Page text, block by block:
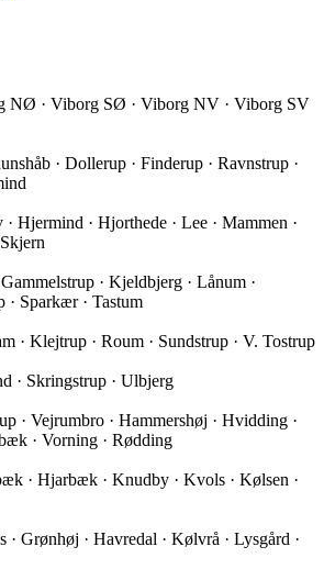
NØ · Viborg SØ · Viborg NV · Viborg SV
· Dollerup · Finderup · Ravnstrup ·
Hjermind · Hjorthede · Lee · Mammen ·
· Kjeldbjerg · Lånum ·
· Sparkær · Tastum
· Klejtrup · Roum · Sundstrup · V. Tostrup
· Skringstrup · Ulbjerg
· Vejrumbro · Hammershøj · Hvidding ·
· Vorning · Rødding
· Hjarbæk · Knudby · Kvols · Kølsen ·
· Grønhøj · Havredal · Kølvrå · Lysgård ·